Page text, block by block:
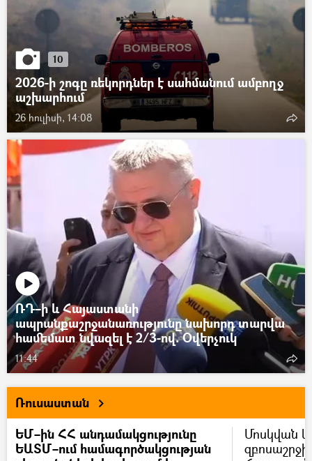
26 հուլիսի, 14:08
10
2026-ի շոգը ռեկորդներ է սահմանում ամբողջ
աշխարհում
11:44
ՌԴ–ի և Հայաստանի
ապրանքաշրջանառությունը նախորդ տարվա
համեմատ նվազել է 2/3-ով. Օվերչուկ
Ռուսաստան
ԵՄ–ին ՀՀ անդամակցությունը
ԵԱՏՄ–ում համագործակցության
Մոսկվան